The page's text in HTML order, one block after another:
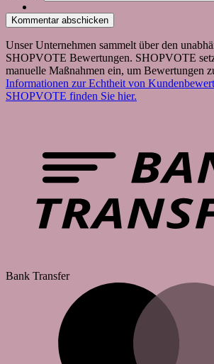
Unser Unternehmen sammelt über den
SHOPVOTE Bewertungen. SHOPVOTE
manuelle Maßnahmen ein, um Bewertungen
Informationen zur Echtheit von
SHOPVOTE finden Sie hier.
Bank Transfer